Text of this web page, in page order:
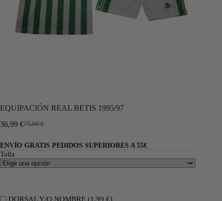
EQUIPACIÓN REAL BETIS 1995/97
75,00€
36,99 €
ENVÍO GRATIS PEDIDOS SUPERIORES A 55€
Talla
DORSAL Y/O NOMBRE (1,99 €)